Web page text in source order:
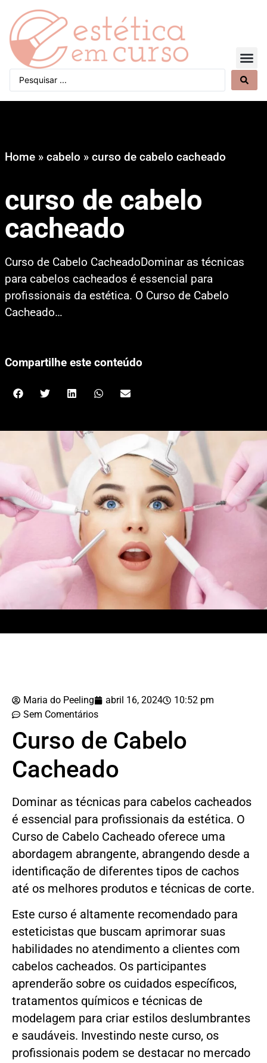
Home » cabelo » curso de cabelo cacheado
curso de cabelo
cacheado
Curso de Cabelo CacheadoDominar as técnicas
para cabelos cacheados é essencial para
profissionais da estética. O Curso de Cabelo
Cacheado…
Compartilhe este conteúdo
Maria do Peeling abril 16, 2024
10:52 pm
Sem Comentários
Curso de Cabelo
Cacheado
Dominar as técnicas para cabelos cacheados
é essencial para profissionais da estética. O
Curso de Cabelo Cacheado oferece uma
abordagem abrangente, abrangendo desde a
identificação de diferentes tipos de cachos
até os melhores produtos e técnicas de corte.
Este curso é altamente recomendado para
esteticistas que buscam aprimorar suas
habilidades no atendimento a clientes com
cabelos cacheados. Os participantes
aprenderão sobre os cuidados específicos,
tratamentos químicos e técnicas de
modelagem para criar estilos deslumbrantes
e saudáveis. Investindo neste curso, os
profissionais podem se destacar no mercado